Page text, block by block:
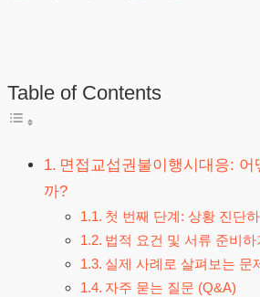
Table of Contents
면접교섭권불이행시대응:
까?
첫 번째 단계: 상황 진단
법적 요건 및 서류 준비하
실제 사례로 살펴보는 문
자주 묻는 질문 (Q&A)